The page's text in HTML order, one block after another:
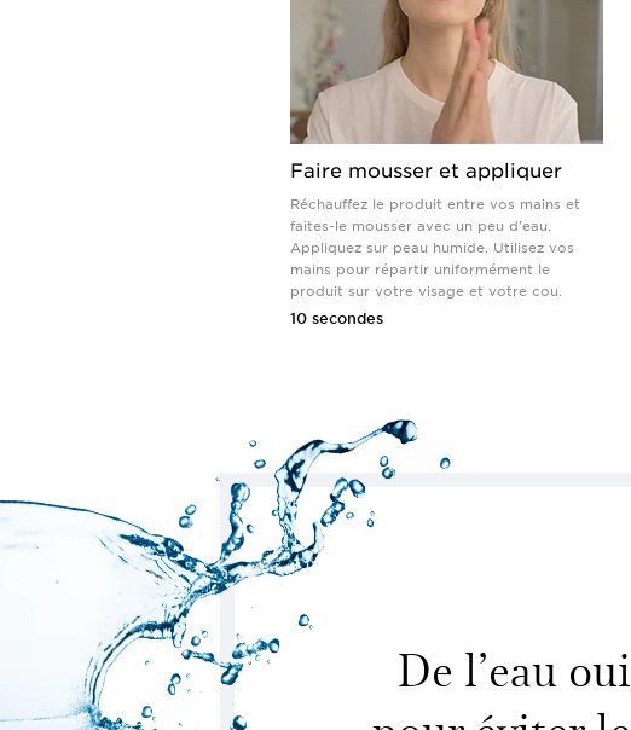
Faire mousser et appliquer
Réchauffez le produit entre vos mains et
faites-le mousser avec un peu d'eau.
Appliquez sur peau humide. Utilisez vos
mains pour répartir uniformément le
produit sur votre visage et votre cou.
10 secondes
De l’eau